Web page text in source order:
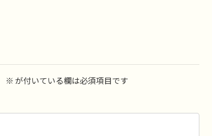
※ が付いている欄は必須項目です